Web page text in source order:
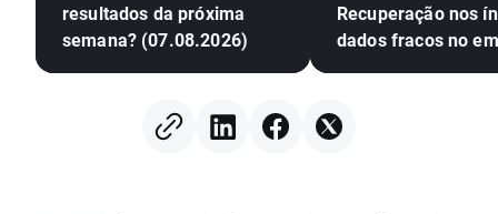
resultados da próxima
semana? (07.08.2026)
Recuperação nos
dados fracos no